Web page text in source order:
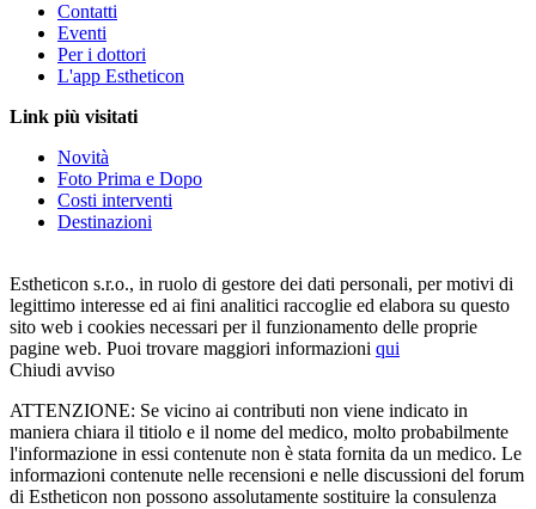
Contatti
Eventi
Per i dottori
L'app Estheticon
Link più visitati
Novità
Foto Prima e Dopo
Costi interventi
Destinazioni
Estheticon s.r.o., in ruolo di gestore dei dati personali, per motivi di
legittimo interesse ed ai fini analitici raccoglie ed elabora su questo
sito web i cookies necessari per il funzionamento delle proprie
pagine web. Puoi trovare maggiori informazioni qui
Chiudi avviso
ATTENZIONE: Se vicino ai contributi non viene indicato in
maniera chiara il titiolo e il nome del medico, molto probabilmente
l'informazione in essi contenute non è stata fornita da un medico. Le
informazioni contenute nelle recensioni e nelle discussioni del forum
di Estheticon non possono assolutamente sostituire la consulenza